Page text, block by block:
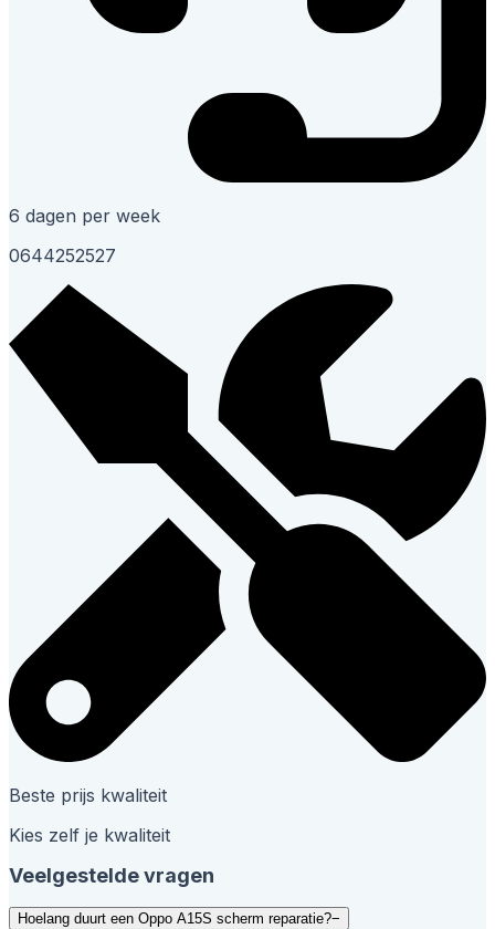
6 dagen per week
0644252527
Beste prijs kwaliteit
Kies zelf je kwaliteit
Veelgestelde vragen
Hoelang duurt een Oppo A15S scherm reparatie?−